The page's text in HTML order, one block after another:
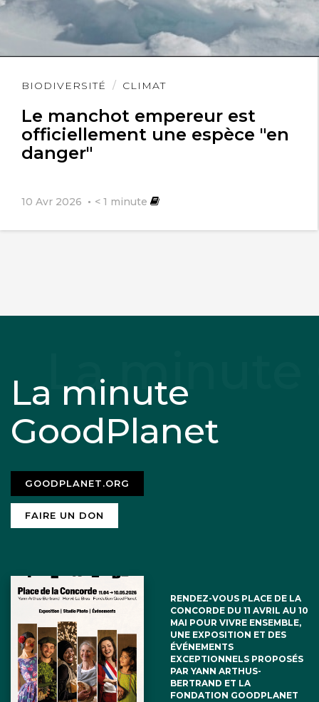
BIODIVERSITÉ CLIMAT
Le manchot empereur est
officiellement une espèce "en
danger"
10 Avr 2026 < 1 minute
Lire
La minute
GoodPlanet
GOODPLANET.ORG
FAIRE UN DON
RENDEZ-VOUS PLACE DE LA
CONCORDE DU 11 AVRIL AU 10
MAI POUR VIVRE ENSEMBLE,
UNE EXPOSITION ET DES
ÉVÉNEMENTS
EXCEPTIONNELS PROPOSÉS
PAR YANN ARTHUS-
BERTRAND ET LA
FONDATION GOODPLANET